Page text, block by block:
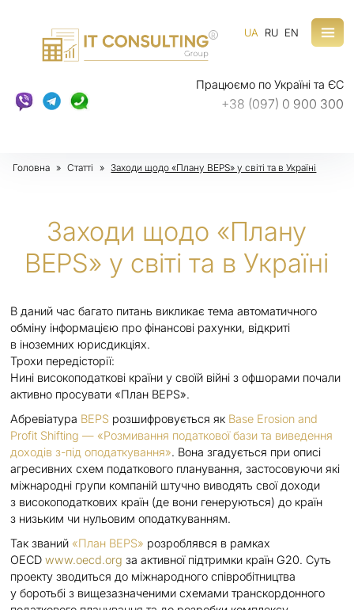
R
Працюємо по Україні та ЄС
+38 (097) 0 900 300
UA RU EN
Головна » Статті » Заходи щодо «Плану BEPS» у світі та в Україні
Заходи щодо «Плану
BEPS» у світі та в Україні
В даний час багато питань викликає тема автоматичного
обміну інформацією про фінансові рахунки, відкриті
в іноземних юрисдикціях.
Трохи передісторії:
Нині високоподаткові країни у своїй війні з офшорами почали
активно просувати «План BEPS».
Абревіатура BEPS розшифровується як Base Erosion and
Profit Shifting — «Розмивання податкової бази та виведення
доходів з-під оподаткування». Вона згадується при описі
агресивних схем податкового планування, застосовуючи які
міжнародні групи компаній штучно виводять свої доходи
з високоподаткових країн (де вони генеруються) до країн
з низьким чи нульовим оподаткуванням.
Так званий«План BEPS» розроблявся в рамках
OECDwww.oecd.org за активної підтримки країн G20. Суть
проекту зводиться до міжнародного співробітництва
у боротьбі з вищезазначеними схемами транскордонного